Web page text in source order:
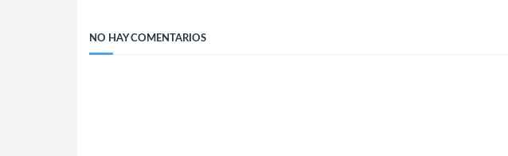
NO HAY COMENTARIOS